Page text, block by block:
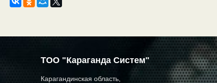
ТОО "Караганда Систем"
Карагандинская область,